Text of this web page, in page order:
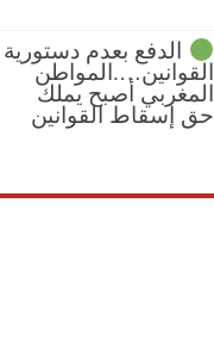
الدفع بعدم دستورية
القوانين….المواطن
المغربي أصبح يملك
حق إسقاط القوانين